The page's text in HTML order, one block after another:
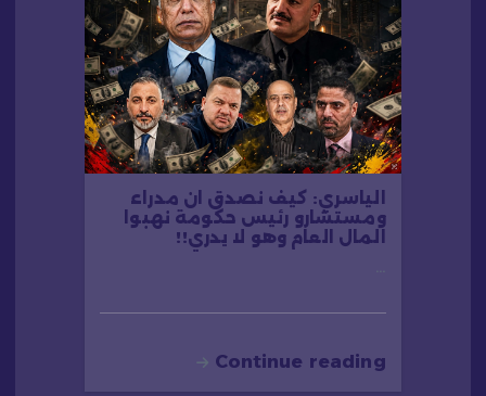
الياسري: كيف نصدق ان مدراء
ومستشارو رئيس حكومة نهبوا
المال العام وهو لا يدري!!
Continue reading